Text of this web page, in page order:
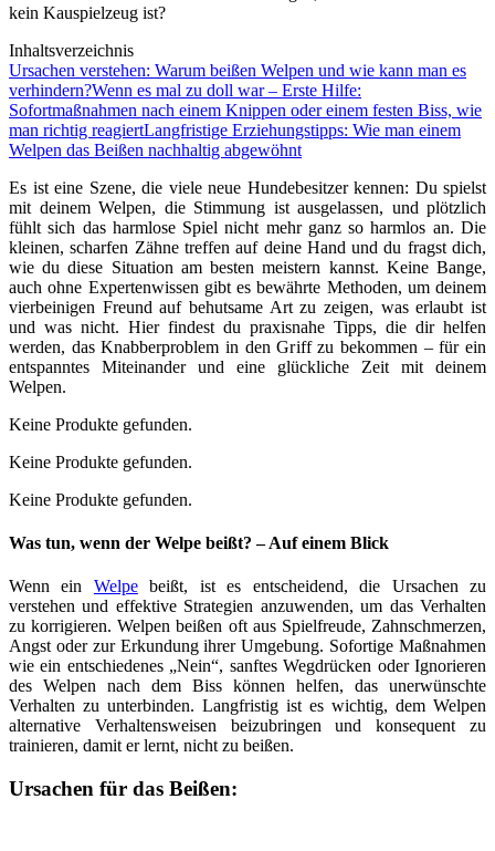
kein Kauspielzeug ist?
Inhaltsverzeichnis
Ursachen verstehen: Warum beißen Welpen und wie kann man es
verhindern?Wenn es mal zu doll war – Erste Hilfe:
Sofortmaßnahmen nach einem Knippen oder einem festen Biss, wie
man richtig reagiertLangfristige Erziehungstipps: Wie man einem
Welpen das Beißen nachhaltig abgewöhnt
Es ist eine Szene, die viele neue Hundebesitzer kennen: Du spielst
mit deinem Welpen, die Stimmung ist ausgelassen, und plötzlich
fühlt sich das harmlose Spiel nicht mehr ganz so harmlos an. Die
kleinen, scharfen Zähne treffen auf deine Hand und du fragst dich,
wie du diese Situation am besten meistern kannst. Keine Bange,
auch ohne Expertenwissen gibt es bewährte Methoden, um deinem
vierbeinigen Freund auf behutsame Art zu zeigen, was erlaubt ist
und was nicht. Hier findest du praxisnahe Tipps, die dir helfen
werden, das Knabberproblem in den Griff zu bekommen – für ein
entspanntes Miteinander und eine glückliche Zeit mit deinem
Welpen.
Keine Produkte gefunden.
Keine Produkte gefunden.
Keine Produkte gefunden.
Was tun, wenn der Welpe beißt? – Auf einem Blick
Wenn ein Welpebeißt, ist es entscheidend, die Ursachen zu
verstehen und effektive Strategien anzuwenden, um das Verhalten
zu korrigieren. Welpen beißen oft aus Spielfreude, Zahnschmerzen,
Angst oder zur Erkundung ihrer Umgebung. Sofortige Maßnahmen
wie ein entschiedenes „Nein“, sanftes Wegdrücken oder Ignorieren
des Welpen nach dem Biss können helfen, das unerwünschte
Verhalten zu unterbinden. Langfristig ist es wichtig, dem Welpen
alternative Verhaltensweisen beizubringen und konsequent zu
trainieren, damit er lernt, nicht zu beißen.
Ursachen für das Beißen: